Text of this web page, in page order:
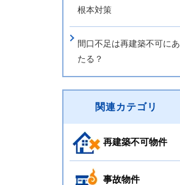
根本対策
間口不足は再建築不可にあ
たる？
関連カテゴリ
再建築不可物件
事故物件